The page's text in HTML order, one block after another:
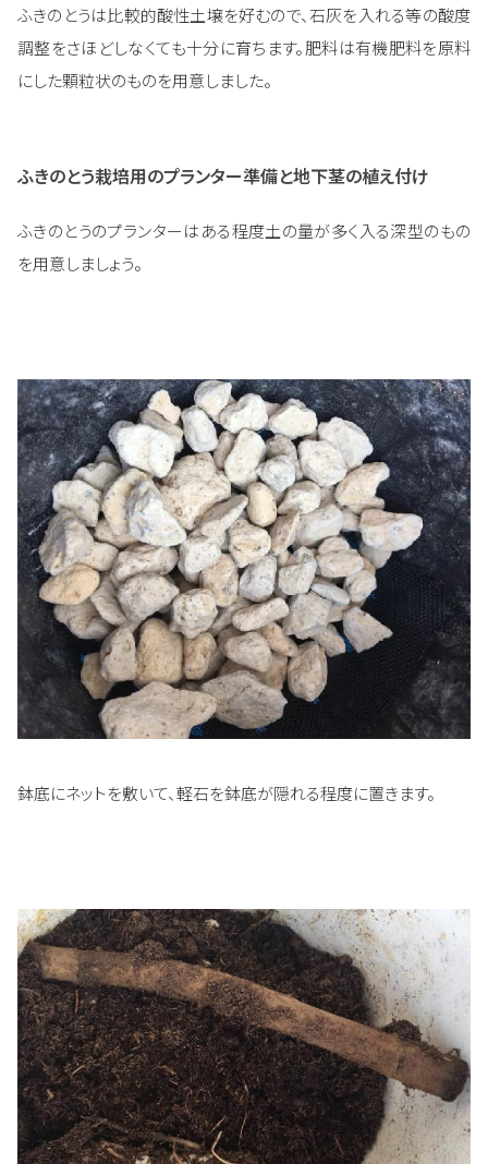
ふきのとうは比較的酸性土壌を好むので、石灰を入れる等の酸度
調整をさほどしなくても十分に育ちます。肥料は有機肥料を原料
にした顆粒状のものを用意しました。
ふきのとう栽培用のプランター準備と地下茎の植え付け
ふきのとうのプランターはある程度土の量が多く入る深型のもの
を用意しましょう。
鉢底にネットを敷いて、軽石を鉢底が隠れる程度に置きます。